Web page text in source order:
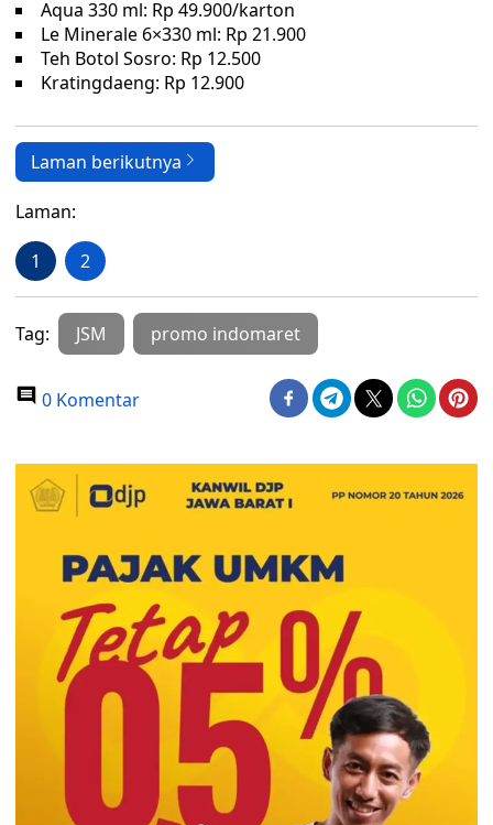
Aqua 330 ml: Rp 49.900/karton
Le Minerale 6×330 ml: Rp 21.900
Teh Botol Sosro: Rp 12.500
Kratingdaeng: Rp 12.900
Laman berikutnya
Laman:
1 2
Tag: JSM promo indomaret
0 Komentar